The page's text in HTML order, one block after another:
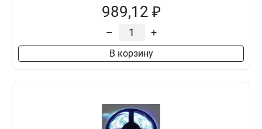
989,12 ₽
– +
В корзину